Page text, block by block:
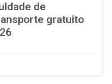
de
gratuito